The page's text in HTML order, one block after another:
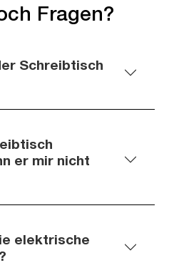
Fragen?
Schreibtisch
er mir nicht
elektrische